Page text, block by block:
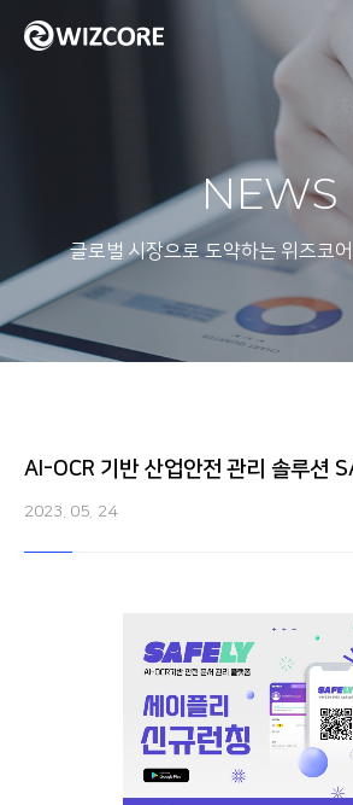
NEWS
글로벌 시장으로 도약하는 위즈코
AI-OCR 기반 산업안전 관리 솔루션
2023. 05. 24